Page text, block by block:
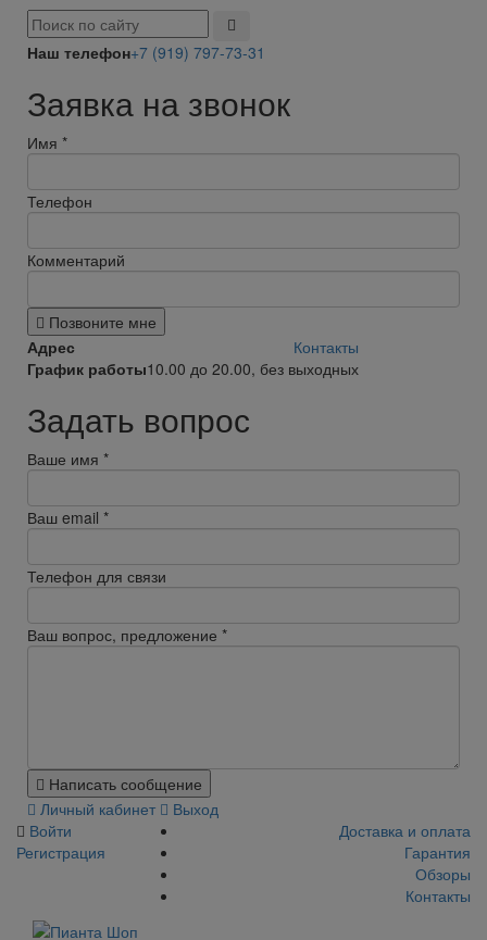
Наш телефон+7 (919) 797-73-31
Заявка на звонок
Имя *
Телефон
Комментарий
Позвоните мне
Адрес
Контакты
График работы10.00 до 20.00, без выходных
Задать вопрос
Ваше имя *
Ваш email *
Телефон для связи
Ваш вопрос, предложение *
Написать сообщение
Личный кабинет
Выход
Войти
Регистрация
Доставка и оплата
Гарантия
Обзоры
Контакты